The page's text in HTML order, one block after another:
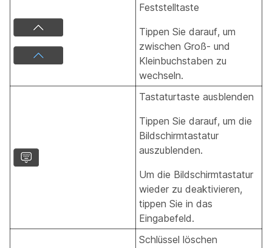
Feststelltaste
Tippen Sie darauf, um
zwischen Groß- und
Kleinbuchstaben zu
wechseln.
Tastaturtaste ausblenden
Tippen Sie darauf, um die
Bildschirmtastatur
auszublenden.
Um die Bildschirmtastatur
wieder zu deaktivieren,
tippen Sie in das
Eingabefeld.
Schlüssel löschen